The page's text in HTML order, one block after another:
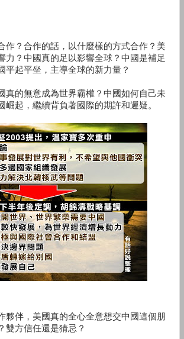
作？合作的話，以什麼樣的方式合作？美
力？中國真的足以影響全球？中國是補足
平起平坐，主導全球的新力量？
真的無意成為世界霸權？中國如何自己未
崛起，繼續背負著國際的期許和遲疑。
夥伴，美國真的全心全意想交中國這個朋
雙方信任還是猜忌？